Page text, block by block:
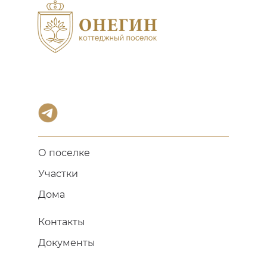
О поселке
Участки
Дома
Контакты
Документы